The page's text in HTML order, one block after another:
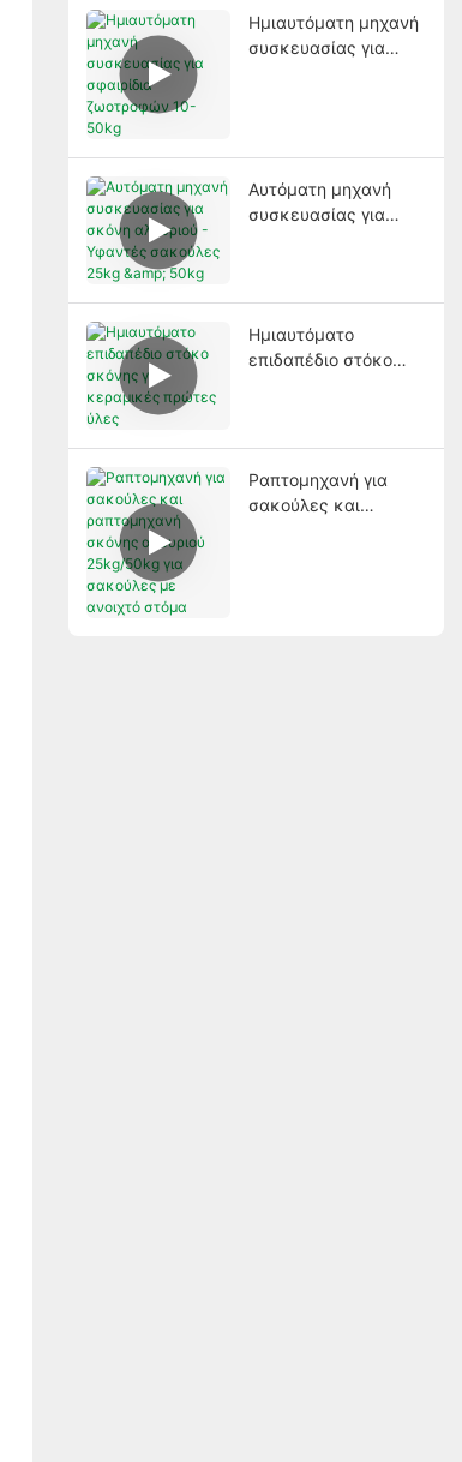
Ημιαυτόματη μηχανή
συσκευασίας για
Αυτόματη μηχανή
συσκευασίας για
Ημιαυτόματο
επιδαπέδιο στόκο
Ραπτομηχανή για
σακούλες και